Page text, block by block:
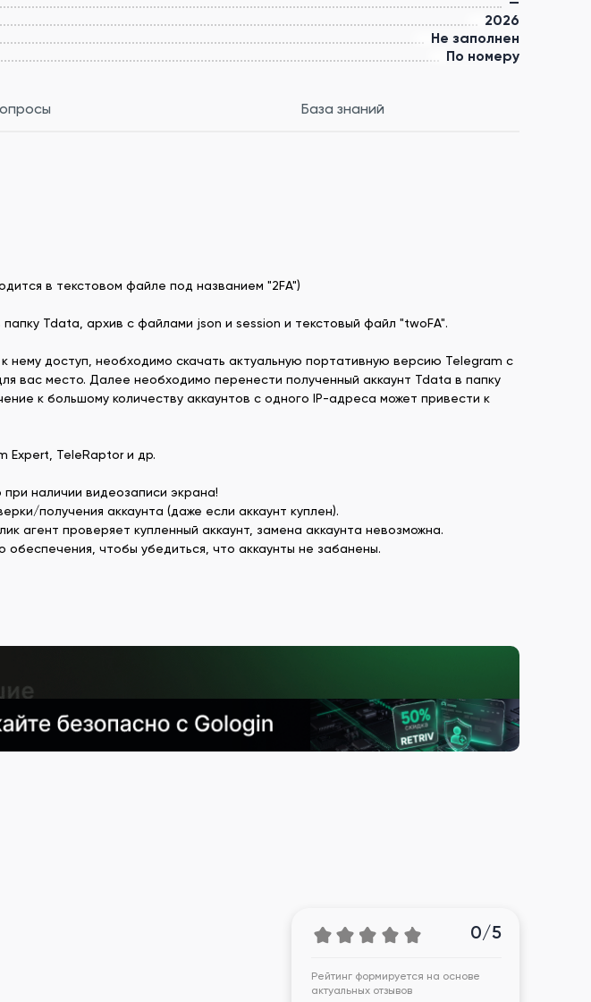
2026
Не заполнен
По номеру
База знаний
в текстовом файле под названием "2FA")
Tdata, архив с файлами json и session и текстовый файл "twoFA".
нему доступ, необходимо скачать актуальную портативную версию Telegram с
вас место. Далее необходимо перенести полученный аккаунт Tdata в папку
к большому количеству аккаунтов с одного IP-адреса может привести к
Expert, TeleRaptor и др.
наличии видеозаписи экрана!
получения аккаунта (даже если аккаунт куплен).
агент проверяет купленный аккаунт, замена аккаунта невозможна.
чтобы убедиться, что аккаунты не забанены.
0/5
Рейтинг формируется на основе
актуальных отзывов